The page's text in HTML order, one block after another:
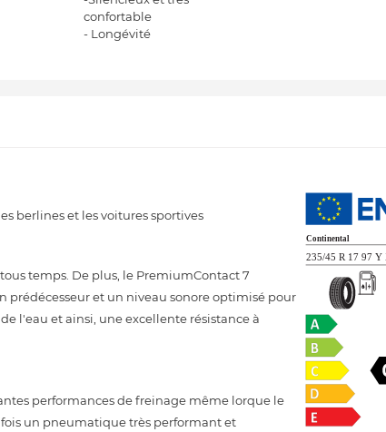
confortable
- Longévité
berlines et les voitures sportives
temps. De plus, le PremiumContact 7
et un niveau sonore optimisé pour
l'eau et ainsi, une excellente résistance à
performances de freinage même lorque le
un pneumatique très performant et